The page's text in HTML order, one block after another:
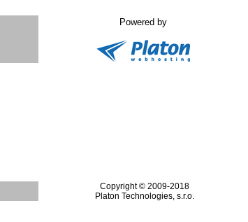
Powered by
Copyright © 2009-2018
Platon Technologies, s.r.o.